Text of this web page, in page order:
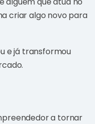
criar algo novo para
e já transformou
a tornar